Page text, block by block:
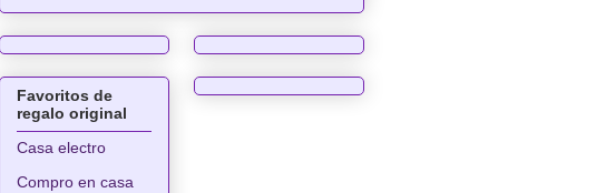
Favoritos de
regalo original
Casa electro
Compro en casa